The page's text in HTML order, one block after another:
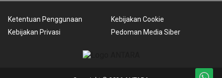
Ketentuan Penggunaan
Kebijakan Privasi
Kebijakan Cookie
Pedoman Media Siber